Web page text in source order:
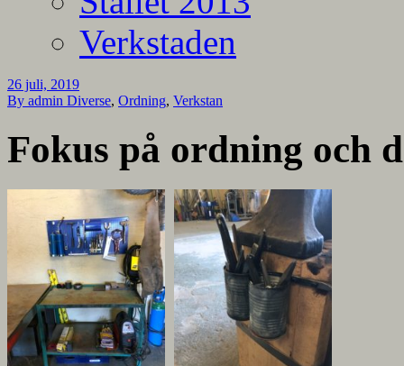
Verkstaden
26 juli, 2019
By admin Diverse, Ordning, Verkstan
Fokus på ordning och